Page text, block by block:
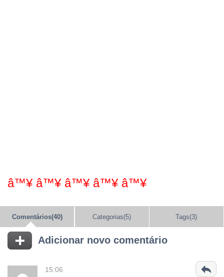
â™¥ â™¥ â™¥ â™¥ â™¥
Comentários(40) Categorias(5) Tags(3)
Adicionar novo comentário
15:06